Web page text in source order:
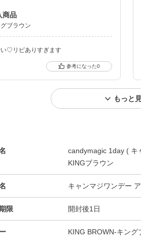
商品
ブラウン
♡リピありすぎます
0
もっと
candymagic 1day ( キ
KINGブラウン
キャンマジワンデー
限 開封後1日
KING BROWN-キング